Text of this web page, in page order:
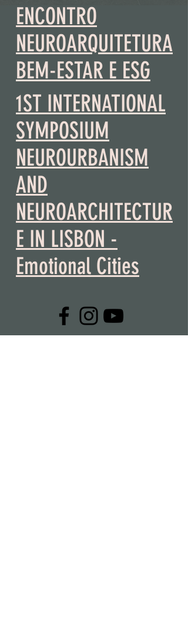
ENCONTRO
NEUROARQUITETURA
BEM-ESTAR E ESG
1ST INTERNATIONAL
SYMPOSIUM
NEUROURBANISM
AND
NEUROARCHITECTUR
E IN LISBON -
Emotional Cities